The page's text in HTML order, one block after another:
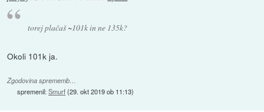
torej plačaš ~101k in ne 135k?
Okoli 101k ja.
Zgodovina sprememb…
spremenil:Smurf(29. okt 2019 ob 11:13)